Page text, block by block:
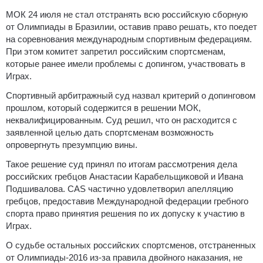
МОК 24 июля не стал отстранять всю российскую сборную
от Олимпиады в Бразилии, оставив право решать, кто поедет
на соревнования международным спортивным федерациям.
При этом комитет запретил российским спортсменам,
которые ранее имели проблемы с допингом, участвовать в
Играх.
Спортивный арбитражный суд назвал критерий о допинговом
прошлом, который содержится в решении МОК,
неквалифицированным. Суд решил, что он расходится с
заявленной целью дать спортсменам возможность
опровергнуть презумпцию вины.
Такое решение суд принял по итогам рассмотрения дела
российских гребцов Анастасии Карабельщиковой и Ивана
Подшивалова. CAS частично удовлетворил апелляцию
гребцов, предоставив Международной федерации гребного
спорта право принятия решения по их допуску к участию в
Играх.
О судьбе остальных российских спортсменов, отстраненных
от Олимпиады-2016 из-за правила двойного наказания, не